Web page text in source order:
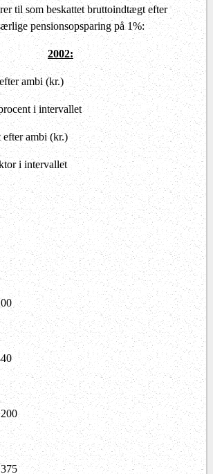
til som beskattet bruttoindtægt efter
pensionsopsparing på 1%:
2002:
ambi (kr.)
i intervallet
ambi (kr.)
i intervallet